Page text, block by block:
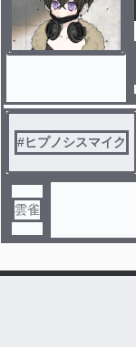
#ヒプノシスマイク
雲雀